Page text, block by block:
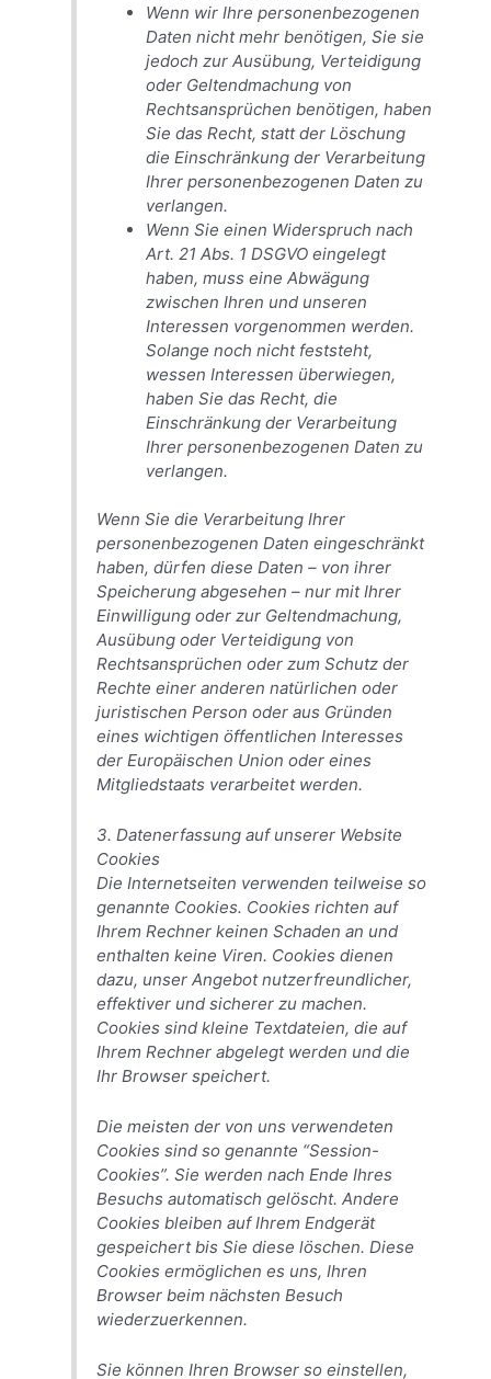
Wenn wir Ihre personenbezogenen
Daten nicht mehr benötigen, Sie sie
jedoch zur Ausübung, Verteidigung
oder Geltendmachung von
Rechtsansprüchen benötigen, haben
Sie das Recht, statt der Löschung
die Einschränkung der Verarbeitung
Ihrer personenbezogenen Daten zu
verlangen.
Wenn Sie einen Widerspruch nach
Art. 21 Abs. 1 DSGVO eingelegt
haben, muss eine Abwägung
zwischen Ihren und unseren
Interessen vorgenommen werden.
Solange noch nicht feststeht,
wessen Interessen überwiegen,
haben Sie das Recht, die
Einschränkung der Verarbeitung
Ihrer personenbezogenen Daten zu
verlangen.
Wenn Sie die Verarbeitung Ihrer
personenbezogenen Daten eingeschränkt
haben, dürfen diese Daten – von ihrer
Speicherung abgesehen – nur mit Ihrer
Einwilligung oder zur Geltendmachung,
Ausübung oder Verteidigung von
Rechtsansprüchen oder zum Schutz der
Rechte einer anderen natürlichen oder
juristischen Person oder aus Gründen
eines wichtigen öffentlichen Interesses
der Europäischen Union oder eines
Mitgliedstaats verarbeitet werden.
3. Datenerfassung auf unserer Website
Cookies
Die Internetseiten verwenden teilweise so
genannte Cookies. Cookies richten auf
Ihrem Rechner keinen Schaden an und
enthalten keine Viren. Cookies dienen
dazu, unser Angebot nutzerfreundlicher,
effektiver und sicherer zu machen.
Cookies sind kleine Textdateien, die auf
Ihrem Rechner abgelegt werden und die
Ihr Browser speichert.
Die meisten der von uns verwendeten
Cookies sind so genannte “Session-
Cookies”. Sie werden nach Ende Ihres
Besuchs automatisch gelöscht. Andere
Cookies bleiben auf Ihrem Endgerät
gespeichert bis Sie diese löschen. Diese
Cookies ermöglichen es uns, Ihren
Browser beim nächsten Besuch
wiederzuerkennen.
Sie können Ihren Browser so einstellen,